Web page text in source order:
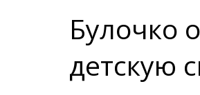
Булочко
детскую